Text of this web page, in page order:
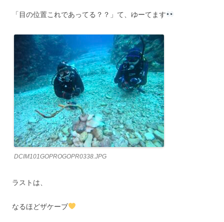
「目の位置これであってる？？」て、ゆーてます
DCIM101GOPROGOPR0338.JPG
ラストは、
なるほどザケーブ